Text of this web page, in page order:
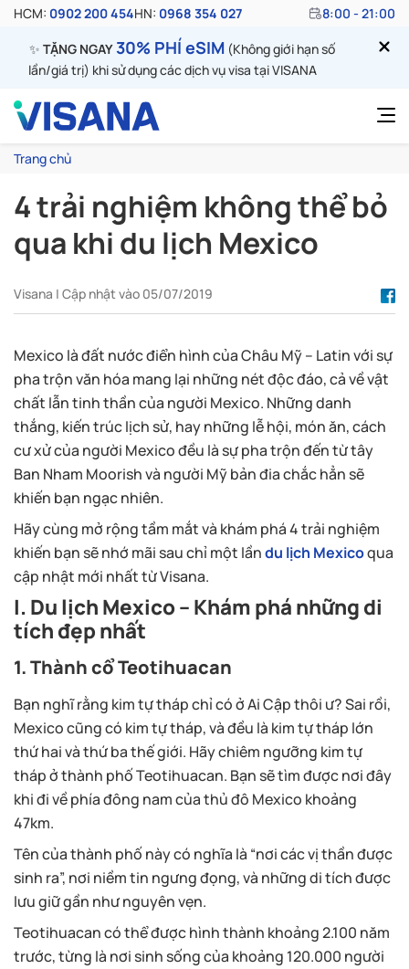
HCM: 0902 200 454HN: 0968 354 027 8:00 - 21:00
✨ TẶNG NGAY30% PHÍ eSIM (Không giới hạn số
lần/giá trị) khi sử dụng các dịch vụ visa tại VISANA
Trang chủ
4 trải nghiệm không thể bỏ
qua khi du lịch Mexico
Visana | Cập nhật vào 05/07/2019
Mexico là đất nước điển hình của Châu Mỹ – Latin với sự
pha trộn văn hóa mang lại những nét độc đáo, cả về vật
chất lẫn tinh thần của người Mexico. Những danh
thắng, kiến trúc lịch sử, hay những lễ hội, món ăn, cách
cư xử của người Mexico đều là sự pha trộn đến từ tây
Ban Nham Moorish và người Mỹ bản đia chắc hẳn sẽ
khiến bạn ngạc nhiên.
Hãy cùng mở rộng tầm mắt và khám phá 4 trải nghiệm
khiến bạn sẽ nhớ mãi sau chỉ một lầndu lịch Mexicoqua
cập nhật mới nhất từ Visana.
I. Du lịch Mexico – Khám phá những di
tích đẹp nhất
1. Thành cổ Teotihuacan
Bạn nghĩ rằng kim tự tháp chỉ có ở Ai Cập thôi ư? Sai rồi,
Mexico cũng có kim tự tháp, và đều là kim tự tháp lớn
thứ hai và thứ ba thế giới. Hãy chiêm ngưỡng kim tự
tháp ở thành phố Teotihuacan. Bạn sẽ tìm được nơi đây
khi đi về phía đông nam của thủ đô Mexico khoảng
47km.
Tên của thành phố này có nghĩa là “nơi các vị thần được
sinh ra”, nơi niềm tin ngưng đọng, và những di tích được
lưu giữ gần như nguyên vẹn.
Teotihuacan có thể được hình thành khoảng 2.100 năm
trước, từng là nơi sinh sống của khoảng 120.000 người